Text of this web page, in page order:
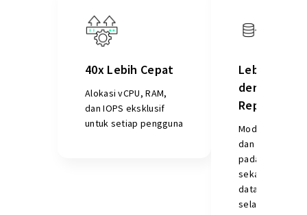
40x Lebih Cepat
Alokasi vCPU, RAM,
dan IOPS eksklusif
untuk setiap pengguna
Lebih Andal
dengan 3x
Replikasi
Model
dan skema
pada tiga
sekaligus
data aman dan
selalu tersedia.